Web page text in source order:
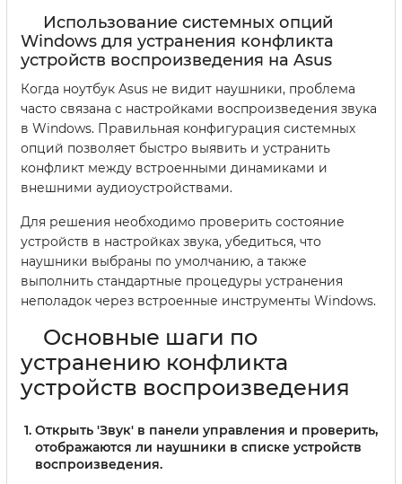
Использование системных опций
Windows для устранения конфликта
устройств воспроизведения на Asus
Когда ноутбук Asus не видит наушники, проблема
часто связана с настройками воспроизведения звука
в Windows. Правильная конфигурация системных
опций позволяет быстро выявить и устранить
конфликт между встроенными динамиками и
внешними аудиоустройствами.
Для решения необходимо проверить состояние
устройств в настройках звука, убедиться, что
наушники выбраны по умолчанию, а также
выполнить стандартные процедуры устранения
неполадок через встроенные инструменты Windows.
Основные шаги по
устранению конфликта
устройств воспроизведения
Открыть 'Звук' в панели управления и проверить,
отображаются ли наушники в списке устройств
воспроизведения.